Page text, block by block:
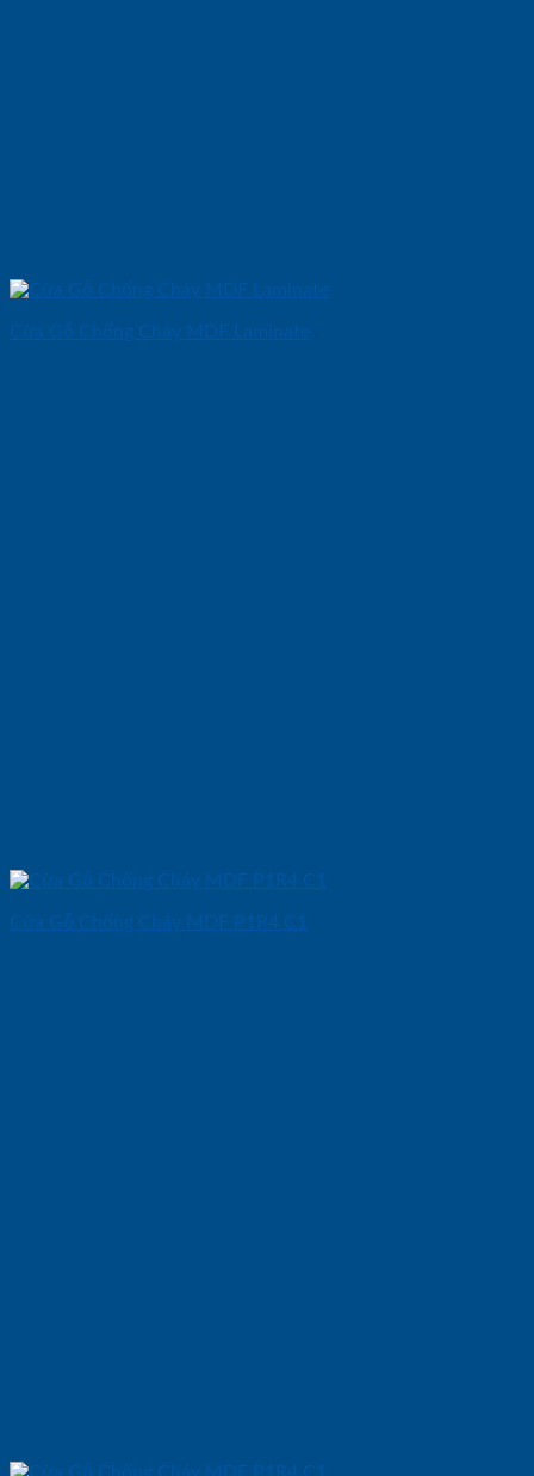
Cửa Gỗ Chống Cháy MDF Laminate
Cửa Gỗ Chống Cháy MDF P1R4 C1